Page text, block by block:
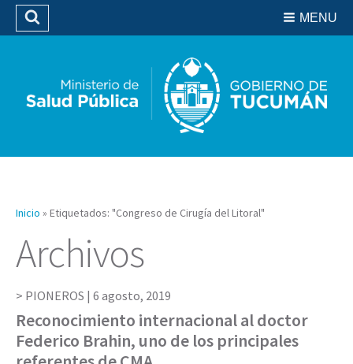
Biblioteca
MENU
Buscar
Inicio » Etiquetados: "Congreso de Cirugía del Litoral"
Archivos
PIONEROS | 6 agosto, 2019
Reconocimiento internacional al doctor
Federico Brahin, uno de los principales